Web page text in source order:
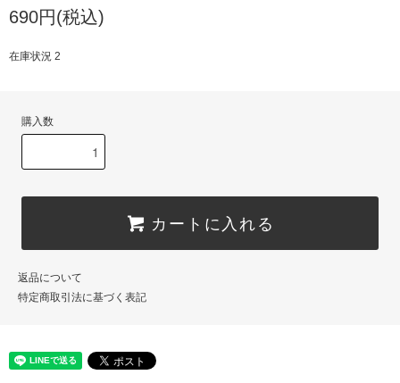
690円(税込)
在庫状況 2
購入数
カートに入れる
返品について
特定商取引法に基づく表記